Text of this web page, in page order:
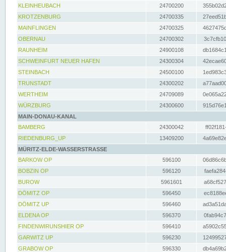
KLEINHEUBACH 24700200
KROTZENBURG
24700335
MAINFLINGEN
24700325
OBERNAU
24700302
RAUNHEIM
24900108
SCHWEINFURT NEUER HAFEN
24300304
STEINBACH
24500100
TRUNSTADT
24300202
WERTHEIM
24709089
WÜRZBURG
24300600
MAIN-DONAU-KANAL
BAMBERG
24300042
RIEDENBURG_UP
13409200
MÜRITZ-ELDE-WASSERSTRASSE
BARKOW OP
596100
BOBZIN OP
596120
BUROW
5961601
DÖMITZ OP
596450
DÖMITZ UP
596460
ELDENA OP
596370
FINDENWIRUNSHIER OP
596410
GARWITZ UP
596230
GRABOW OP
596330